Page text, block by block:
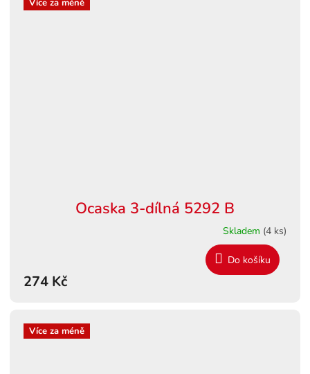
Více za méně
Ocaska 3-dílná 5292 B
Skladem (4 ks)
274 Kč
Do košíku
Více za méně